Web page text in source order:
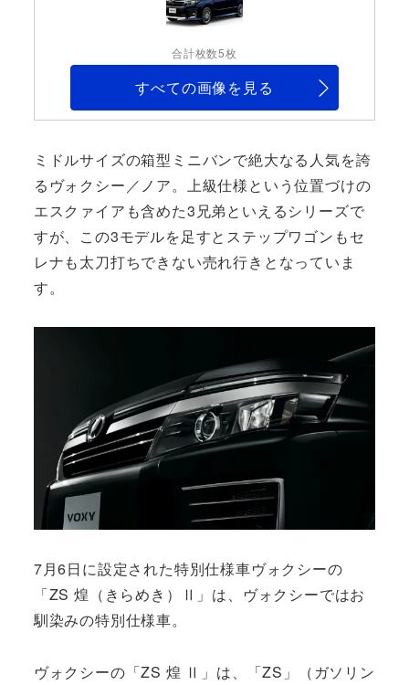
合計枚数5枚
すべての画像を見る
ミドルサイズの箱型ミニバンで絶大なる人気を誇
るヴォクシー／ノア。上級仕様という位置づけの
エスクァイアも含めた3兄弟といえるシリーズで
すが、この3モデルを足すとステップワゴンもセ
レナも太刀打ちできない売れ行きとなっていま
す。
7月6日に設定された特別仕様車ヴォクシーの
「ZS 煌（きらめき）Ⅱ」は、ヴォクシーではお
馴染みの特別仕様車。
ヴォクシーの「ZS 煌 Ⅱ」は、「ZS」（ガソリン